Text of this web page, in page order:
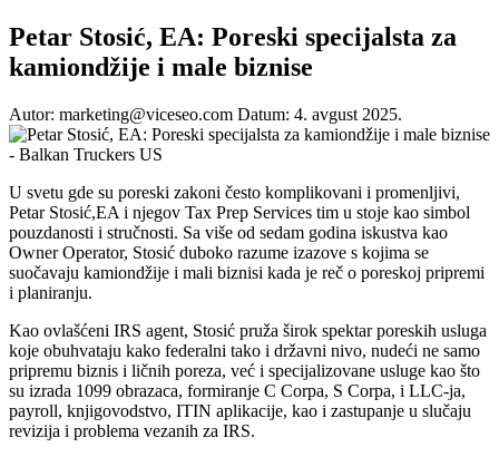
Petar Stosić, EA: Poreski specijalsta za
kamiondžije i male biznise
Autor: marketing@viceseo.com Datum: 4. avgust 2025.
U svetu gde su poreski zakoni često komplikovani i promenljivi,
Petar Stosić,EA i njegov Tax Prep Services tim u stoje kao simbol
pouzdanosti i stručnosti. Sa više od sedam godina iskustva kao
Owner Operator, Stosić duboko razume izazove s kojima se
suočavaju kamiondžije i mali biznisi kada je reč o poreskoj pripremi
i planiranju.
Kao ovlašćeni IRS agent, Stosić pruža širok spektar poreskih usluga
koje obuhvataju kako federalni tako i državni nivo, nudeći ne samo
pripremu biznis i ličnih poreza, već i specijalizovane usluge kao što
su izrada 1099 obrazaca, formiranje C Corpa, S Corpa, i LLC-ja,
payroll, knjigovodstvo, ITIN aplikacije, kao i zastupanje u slučaju
revizija i problema vezanih za IRS.